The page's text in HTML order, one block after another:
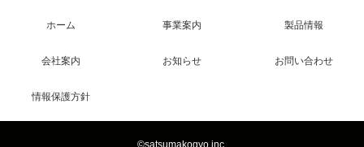
ホーム 事業案内 製品情報
会社案内 お知らせ お問い合わせ
情報保護方針